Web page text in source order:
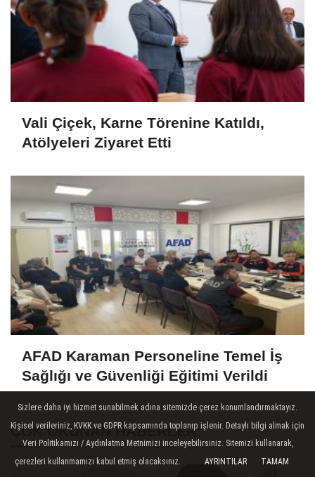
Vali Çiçek, Karne Törenine Katıldı,
Atölyeleri Ziyaret Etti
AFAD Karaman Personeline Temel İş
Sağlığı ve Güvenliği Eğitimi Verildi
ÇOK OKUNAN HABERLER
Sizlere daha iyi hizmet sunabilmek adına sitemizde çerez konumlandırmaktayız.
Kişisel verileriniz, KVKK ve GDPR kapsamında toplanıp işlenir. Detaylı bilgi almak için
Veri Politikamızı / Aydınlatma Metnimizi inceleyebilirsiniz. Sitemizi kullanarak,
çerezleri kullanmamızı kabul etmiş olacaksınız.
AYRINTILAR TAMAM